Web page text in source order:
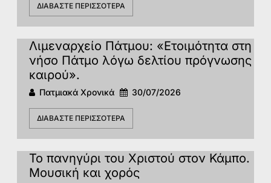
ΔΙΑΒΆΣΤΕ ΠΕΡΙΣΣΌΤΕΡΑ
Λιμεναρχείο Πάτμου: «Ετοιμότητα στη
νήσο Πάτμο λόγω δελτίου πρόγνωσης
καιρού».
Πατμιακά Χρονικά 30/07/2026
ΔΙΑΒΆΣΤΕ ΠΕΡΙΣΣΌΤΕΡΑ
Το πανηγύρι του Χριστού στον Κάμπο.
Μουσική και χορός